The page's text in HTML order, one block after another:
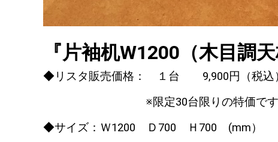
『片袖机W1200（木目調天
◆リスタ販売価格： １台 9,900円（税込
※限定30台限りの特価です
◆サイズ：Ｗ1200 Ｄ700 Ｈ700 (mm）